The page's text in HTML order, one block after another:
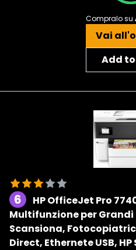
Compralo su
Vai
Add
6
HP OfficeJet Pro
Multifunzione per
Scansiona,
Direct, Ethernete USB,